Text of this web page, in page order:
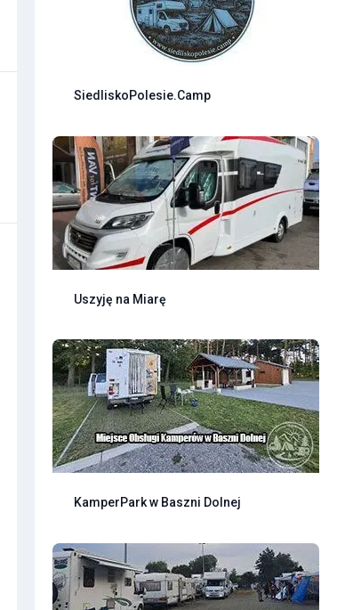
SiedliskoPolesie.Camp
Uszyję na Miarę
KamperPark w Baszni Dolnej